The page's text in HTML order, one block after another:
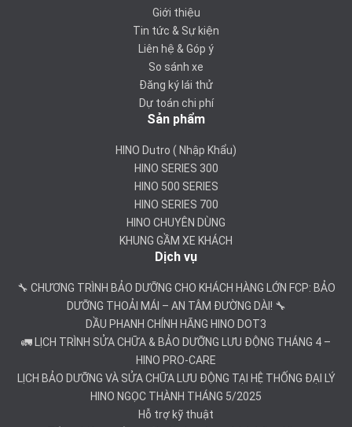
Giới thiệu
Tin tức & Sự kiện
Liên hệ & Góp ý
So sánh xe
Đăng ký lái thử
Dự toán chi phí
Sản phẩm
HINO Dutro ( Nhập Khẩu)
HINO SERIES 300
HINO 500 SERIES
HINO SERIES 700
HINO CHUYÊN DÙNG
KHUNG GẦM XE KHÁCH
Dịch vụ
🔧 CHƯƠNG TRÌNH BẢO DƯỠNG CHO KHÁCH HÀNG LỚN FCP: BẢO
DƯỠNG THOẢI MÁI – AN TÂM ĐƯỜNG DÀI! 🔧
DẦU PHANH CHÍNH HÃNG HINO DOT3
🚛 LỊCH TRÌNH SỬA CHỮA & BẢO DƯỠNG LƯU ĐỘNG THÁNG 4 –
HINO PRO-CARE
LỊCH BẢO DƯỠNG VÀ SỬA CHỮA LƯU ĐỘNG TẠI HỆ THỐNG ĐẠI LÝ
HINO NGỌC THÀNH THÁNG 5/2025
Hỗ trợ kỹ thuật